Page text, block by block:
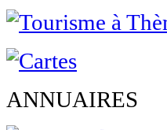
ANNUAIRES